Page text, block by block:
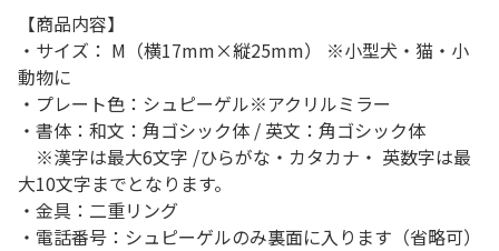
【商品内容】
・サイズ： M（横17mm×縦25mm） ※小型犬・猫・小
動物に
・プレート色：シュピーゲル※アクリルミラー
・書体：和文：角ゴシック体 / 英文：角ゴシック体
※漢字は最大6文字 /ひらがな・カタカナ・ 英数字は最
大10文字までとなります。
・金具：二重リング
・電話番号：シュピーゲルのみ裏面に入ります（省略可）